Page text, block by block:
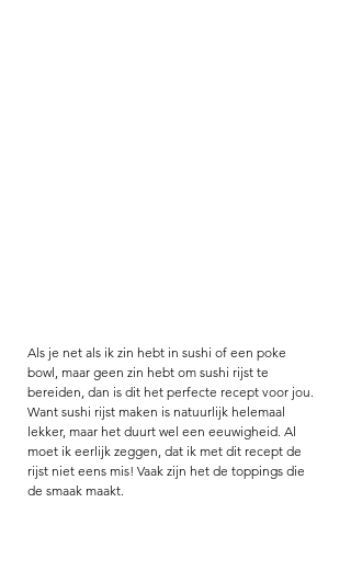
Als je net als ik zin hebt in sushi of een poke
bowl, maar geen zin hebt om sushi rijst te
bereiden, dan is dit het perfecte recept voor jou.
Want sushi rijst maken is natuurlijk helemaal
lekker, maar het duurt wel een eeuwigheid. Al
moet ik eerlijk zeggen, dat ik met dit recept de
rijst niet eens mis! Vaak zijn het de toppings die
de smaak maakt.